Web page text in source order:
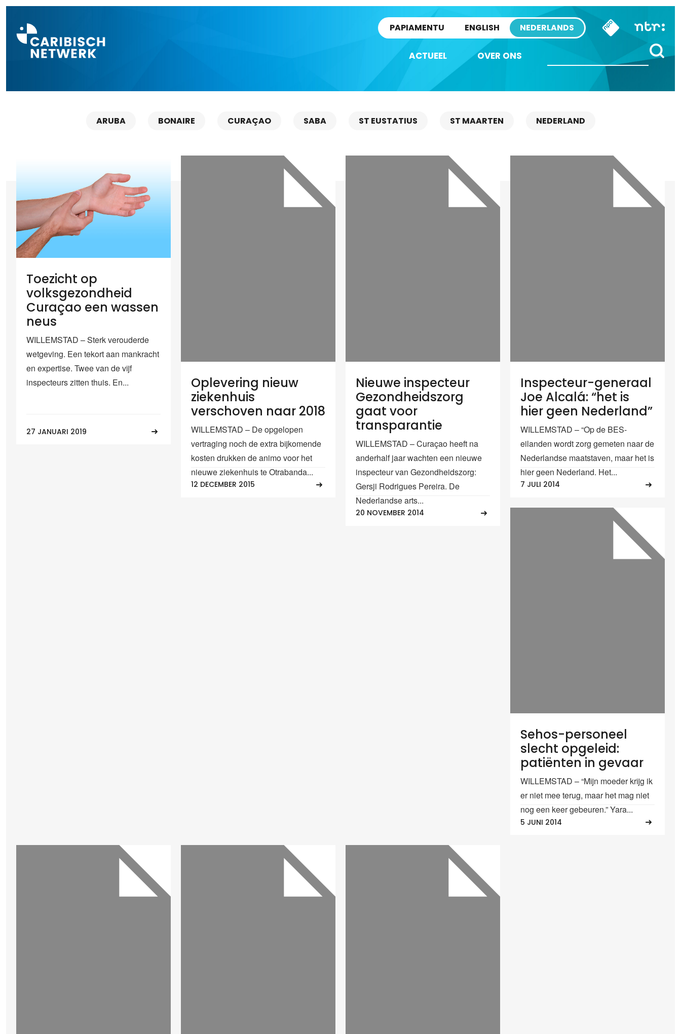
PAPIAMENTU ENGLISH NEDERLANDS
ACTUEEL OVER ONS
ARUBA BONAIRE CURAÇAO SABA ST EUSTATIUS ST MAARTEN NEDERLAND
Toezicht op
volksgezondheid
Curaçao een wassen
neus
WILLEMSTAD – Sterk verouderde
wetgeving. Een tekort aan mankracht
en expertise. Twee van de vijf
inspecteurs zitten thuis. En...
27 JANUARI 2019
Oplevering nieuw
ziekenhuis
verschoven naar 2018
WILLEMSTAD – De opgelopen
vertraging noch de extra bijkomende
kosten drukken de animo voor het
nieuwe ziekenhuis te Otrabanda...
12 DECEMBER 2015
Nieuwe inspecteur
Gezondheidszorg
gaat voor
transparantie
WILLEMSTAD – Curaçao heeft na
anderhalf jaar wachten een nieuwe
inspecteur van Gezondheidszorg:
Gersji Rodrigues Pereira. De
Nederlandse arts...
20 NOVEMBER 2014
Inspecteur-generaal
Joe Alcalá: “het is
hier geen Nederland”
WILLEMSTAD – “Op de BES-
eilanden wordt zorg gemeten naar de
Nederlandse maatstaven, maar het is
hier geen Nederland. Het...
7 JULI 2014
Sehos-personeel
slecht opgeleid:
patiënten in gevaar
WILLEMSTAD – “Mijn moeder krijg ik
er niet mee terug, maar het mag niet
nog een keer gebeuren.” Yara...
5 JUNI 2014